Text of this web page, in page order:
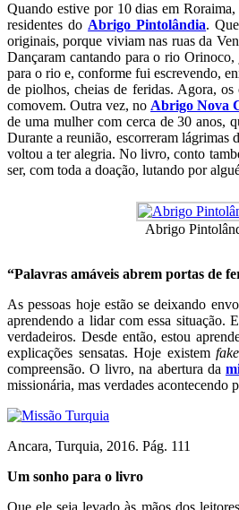
Quando estive por 10 dias em
residentes doAbrigo Pintolândia.
originais, porque viviam nas ruas da
Dançaram cantando para o rio
para o rio e, conforme fui escrevendo,
de piolhos, cheias de feridas. Agora,
comovem. Outra vez, no Abrigo Nova
de uma mulher com cerca de 30 anos,
Durante a reunião, escorreram lágrimas
voltou a ter alegria. No livro, conto
ser, com toda a doação, lutando por
Abrigo
“Palavras amáveis abrem portas de
As pessoas hoje estão se deixando
aprendendo a lidar com essa situação.
verdadeiros. Desde então, estou
explicações sensatas. Hoje existem
compreensão. O livro, na abertura da
missionária, mas verdades acontecendo
Ancara, Turquia, 2016. Pág. 111
Um sonho para o livro